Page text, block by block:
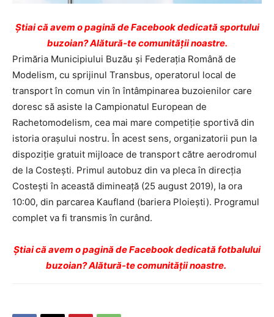
Ştiai că avem o pagină de Facebook dedicată sportului
buzoian? Alătură-te comunității noastre.
Primăria Municipiului Buzău şi Federaţia Română de
Modelism, cu sprijinul Transbus, operatorul local de
transport în comun vin în întâmpinarea buzoienilor care
doresc să asiste la Campionatul European de
Rachetomodelism, cea mai mare competiţie sportivă din
istoria oraşului nostru. În acest sens, organizatorii pun la
dispoziţie gratuit mijloace de transport către aerodromul
de la Costeşti. Primul autobuz din va pleca în direcţia
Costeşti în această dimineaţă (25 august 2019), la ora
10:00, din parcarea Kaufland (bariera Ploieşti). Programul
complet va fi transmis în curând.
Ştiai că avem o pagină de Facebook dedicată fotbalului
buzoian? Alătură-te comunității noastre.